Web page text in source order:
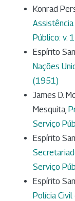
Konrad
Público: v.
Espírito
Nações
(1951)
James D.
Mesquita,
Serviço
Espírito
Serviço
Espírito
Polícia